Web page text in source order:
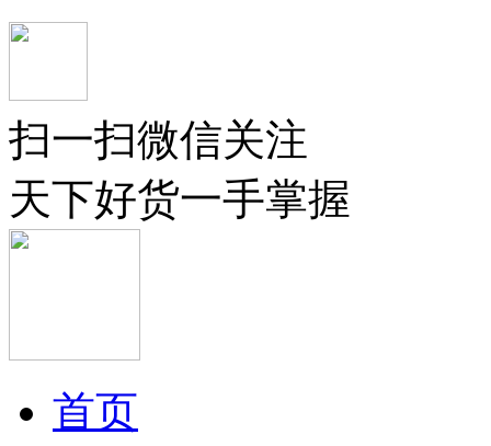
扫一扫微信关注
天下好货一手掌握
首页